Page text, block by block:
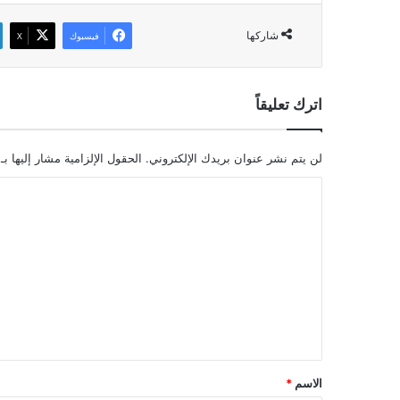
شاركها فيسبوك ‫X
اترك تعليقاً
لن يتم نشر عنوان بريدك الإلكتروني. الحقول الإلزامية مشار إليها بـ
*
الاسم *